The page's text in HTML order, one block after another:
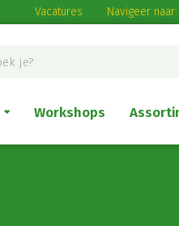
Vacatures Navigeer
Workshops